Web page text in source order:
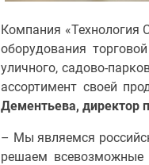
Компания «Технология
оборудования
уличного, садово-
ассортимент своей
Дементьева, директор
– Мы являемся
решаем всевозможные